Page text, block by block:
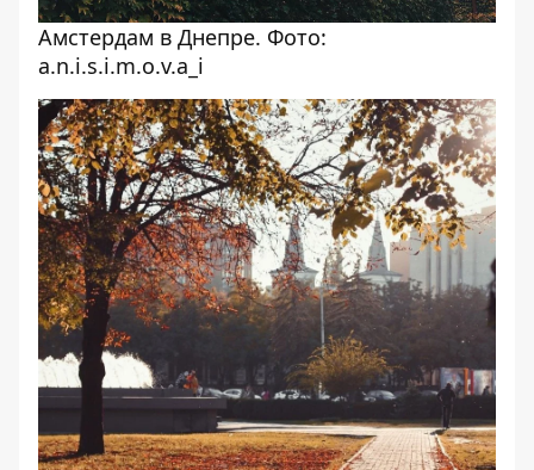
Амстердам в Днепре. Фото:
a.n.i.s.i.m.o.v.a_i